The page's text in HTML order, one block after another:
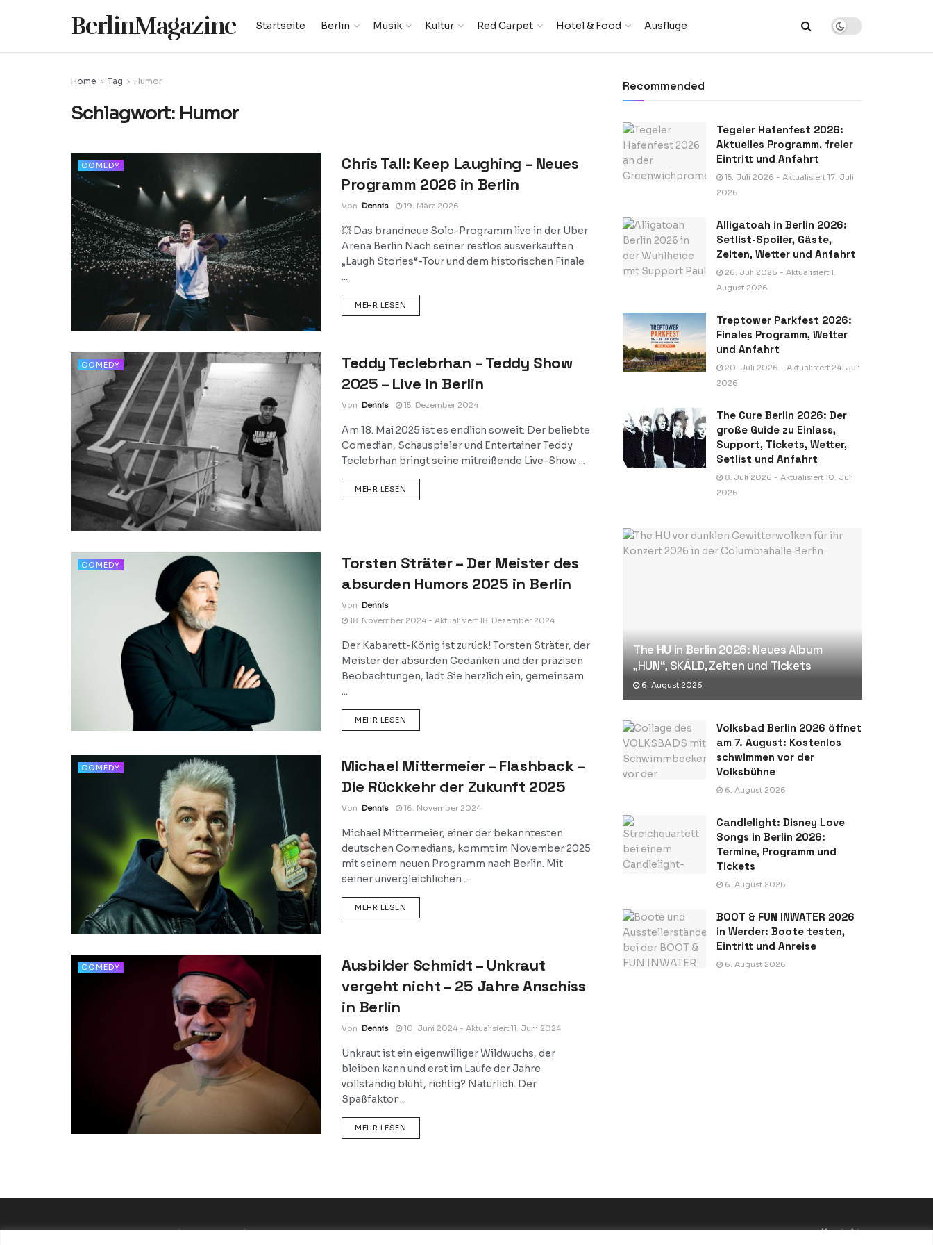
BerlinMagazine Startseite Berlin Musik Kultur Red Carpet Hotel & Food Ausflüge
Home Tag Humor
Schlagwort: Humor
COMEDY
Chris Tall: Keep Laughing – Neues
Programm 2026 in Berlin
Von Dennis 19. März 2026
💥 Das brandneue Solo-Programm live in der Uber
Arena Berlin Nach seiner restlos ausverkauften
„Laugh Stories“-Tour und dem historischen Finale
...
MEHR LESEN
COMEDY
Teddy Teclebrhan – Teddy Show
2025 – Live in Berlin
Von Dennis 15. Dezember 2024
Am 18. Mai 2025 ist es endlich soweit: Der beliebte
Comedian, Schauspieler und Entertainer Teddy
Teclebrhan bringt seine mitreißende Live-Show ...
MEHR LESEN
COMEDY
Torsten Sträter – Der Meister des
absurden Humors 2025 in Berlin
Von Dennis
18. November 2024 - Aktualisiert 18. Dezember 2024
Der Kabarett-König ist zurück! Torsten Sträter, der
Meister der absurden Gedanken und der präzisen
Beobachtungen, lädt Sie herzlich ein, gemeinsam
...
MEHR LESEN
COMEDY
Michael Mittermeier – Flashback –
Die Rückkehr der Zukunft 2025
Von Dennis 16. November 2024
Michael Mittermeier, einer der bekanntesten
deutschen Comedians, kommt im November 2025
mit seinem neuen Programm nach Berlin. Mit
seiner unvergleichlichen ...
MEHR LESEN
COMEDY
Ausbilder Schmidt – Unkraut
vergeht nicht – 25 Jahre Anschiss
in Berlin
Von Dennis 10. Juni 2024 - Aktualisiert 11. Juni 2024
Unkraut ist ein eigenwilliger Wildwuchs, der
bleiben kann und erst im Laufe der Jahre
vollständig blüht, richtig? Natürlich. Der
Spaßfaktor ...
MEHR LESEN
Recommended
Tegeler Hafenfest 2026:
Aktuelles Programm, freier
Eintritt und Anfahrt
15. Juli 2026 - Aktualisiert 17. Juli
2026
Alligatoah in Berlin 2026:
Setlist-Spoiler, Gäste,
Zeiten, Wetter und Anfahrt
26. Juli 2026 - Aktualisiert 1.
August 2026
Treptower Parkfest 2026:
Finales Programm, Wetter
und Anfahrt
20. Juli 2026 - Aktualisiert 24. Juli
2026
The Cure Berlin 2026: Der
große Guide zu Einlass,
Support, Tickets, Wetter,
Setlist und Anfahrt
8. Juli 2026 - Aktualisiert 10. Juli
2026
The HU in Berlin 2026: Neues Album
„HUN“, SKÁLD, Zeiten und Tickets
6. August 2026
Volksbad Berlin 2026 öffnet
am 7. August: Kostenlos
schwimmen vor der
Volksbühne
6. August 2026
Candlelight: Disney Love
Songs in Berlin 2026:
Termine, Programm und
Tickets
6. August 2026
BOOT & FUN INWATER 2026
in Werder: Boote testen,
Eintritt und Anreise
6. August 2026
Datenschutzerklärung Impressum Startseite
Kontakt: